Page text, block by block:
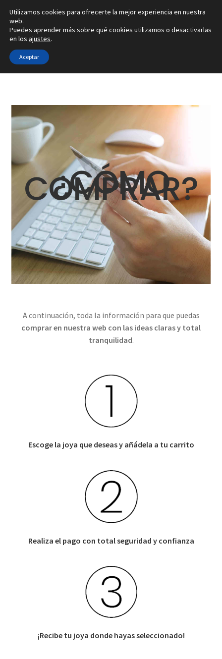
Ir
a
la
navegación
Ir
al
contenido
Inicio
Anillos
Pendientes
Colgantes
Sobre nosotros
Contactar
Inicio Cómo comprar
¿CÓMO
COMPRAR?
A continuación, toda la información para que puedas
comprar en nuestra web con las ideas claras y total
tranquilidad.
Escoge la joya que deseas y añádela a tu carrito
Realiza el pago con total seguridad y confianza
¡Recibe tu joya donde hayas seleccionado!
Utilizamos cookies para ofrecerte la mejor experiencia en nuestra
web.
Puedes aprender más sobre qué cookies utilizamos o desactivarlas
en los ajustes.
Aceptar